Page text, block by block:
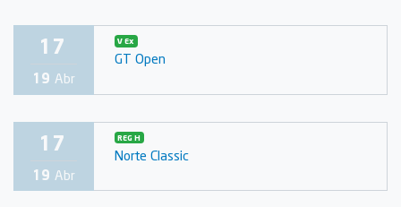
17
19 Abr
V Ex
GT Open
17
19 Abr
REG H
Norte Classic